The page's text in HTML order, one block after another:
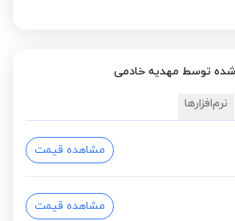
توسط مهدیه خادمی
نرم‌افزارها
مشاهده قیمت
مشاهده قیمت